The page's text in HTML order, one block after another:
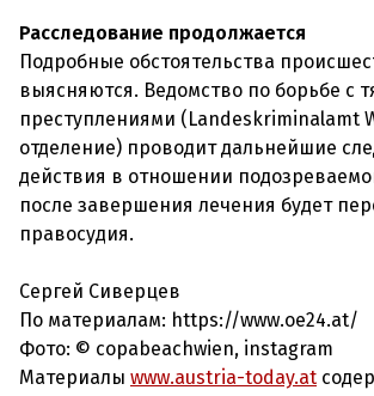
Расследование продолжается
Подробные обстоятельства
выясняются. Ведомство по борьбе с
преступлениями (Landeskriminalamt
отделение) проводит дальнейшие
действия в отношении
после завершения лечения будет
правосудия.
Сергей Сиверцев
По материалам: https://www.oe24.at/
Фото: © copabeachwien, instagram
Материалы www.austria-today.at